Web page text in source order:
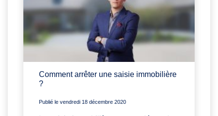
Comment arrêter une saisie immobilière
?
Publié le vendredi 18 décembre 2020